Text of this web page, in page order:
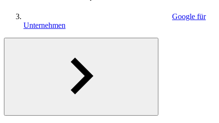
Google für
Unternehmen